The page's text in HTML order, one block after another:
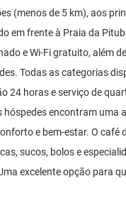
(menos de 5 km), aos
em frente à Praia da
e Wi-Fi gratuito, além
Todas as categorias
24 horas e serviço de
encontram uma
e bem-estar. O café
sucos, bolos e
excelente opção para